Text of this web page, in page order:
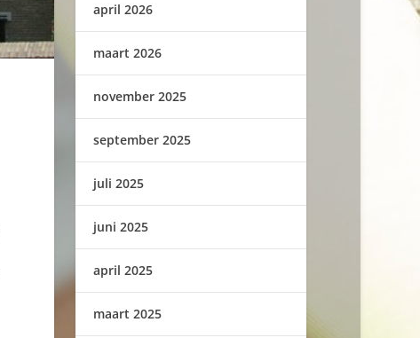
april 2026
maart 2026
november 2025
september 2025
juli 2025
juni 2025
april 2025
maart 2025